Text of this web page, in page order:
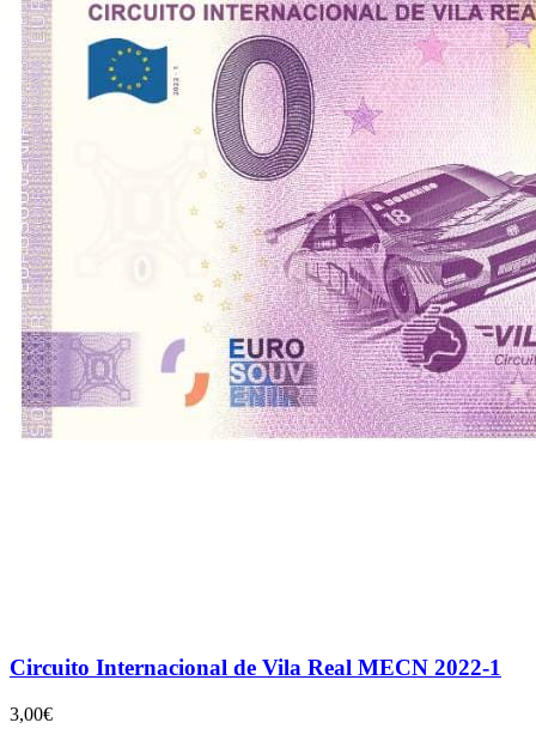
Circuito Internacional de Vila Real MECN 2022-1
3,00€